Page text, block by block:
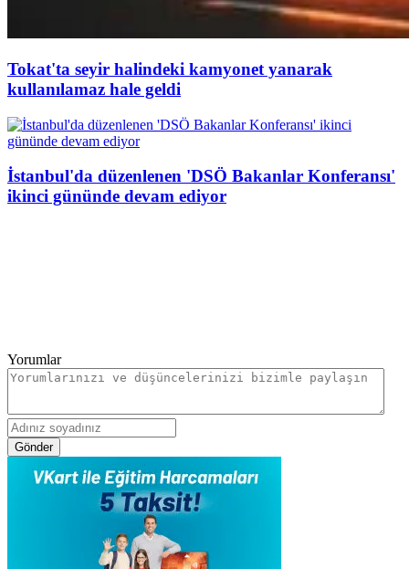
Tokat'ta seyir halindeki kamyonet yanarak
kullanılamaz hale geldi
İstanbul'da düzenlenen 'DSÖ Bakanlar Konferansı'
ikinci gününde devam ediyor
Yorumlar
Gönder